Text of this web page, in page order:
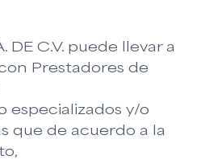
DE C.V. puede llevar a
Prestadores de
especializados y/o
que de acuerdo a la